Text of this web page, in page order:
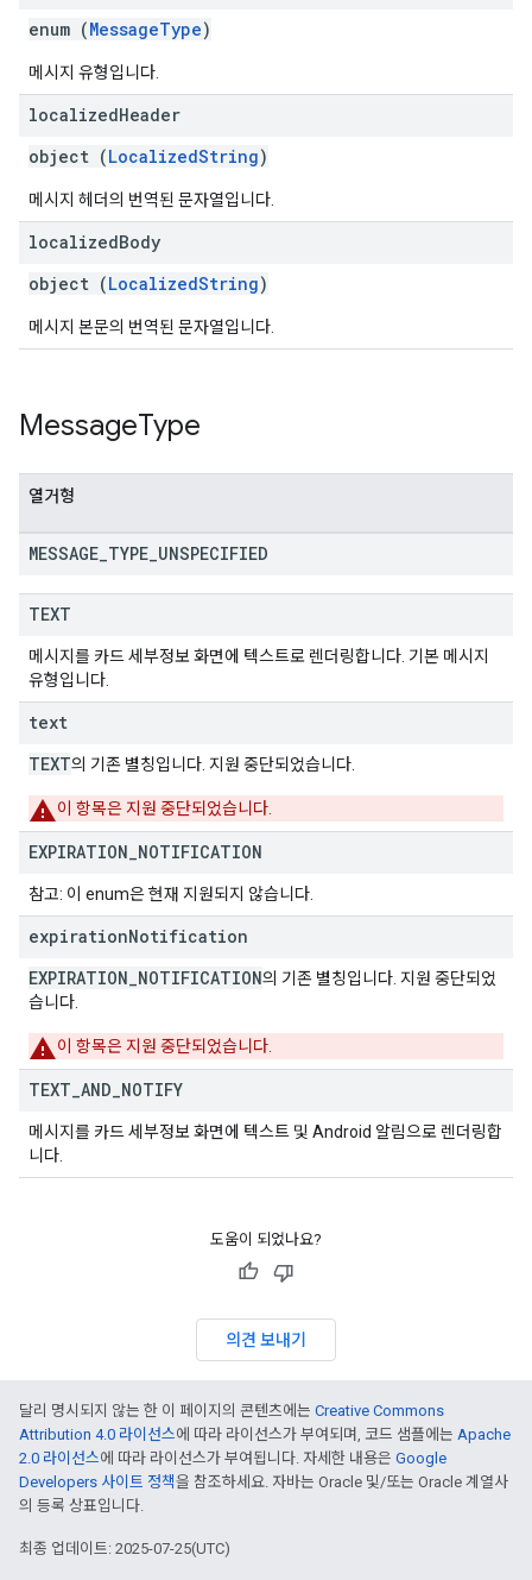
enum (MessageType)
메시지 유형입니다.
localizedHeader
object (LocalizedString)
메시지 헤더의 번역된 문자열입니다.
localizedBody
object (LocalizedString)
메시지 본문의 번역된 문자열입니다.
MessageType
열거형
MESSAGE TYPE UNSPECIFIED
TEXT
메시지를 카드 세부정보 화면에 텍스트로 렌더링합니다. 기본 메시지
유형입니다.
text
TEXT의 기존 별칭입니다. 지원 중단되었습니다.
이 항목은 지원 중단되었습니다.
EXPIRATION NOTIFICATION
참고: 이 enum은 현재 지원되지 않습니다.
expirationNotification
EXPIRATION_NOTIFICATION의 기존 별칭입니다. 지원 중단되었
습니다.
이 항목은 지원 중단되었습니다.
TEXT AND NOTIFY
메시지를 카드 세부정보 화면에 텍스트 및 Android 알림으로 렌더링합
니다.
도움이 되었나요?
의견 보내기
달리 명시되지 않는 한 이 페이지의 콘텐츠에는 Creative Commons
Attribution 4.0 라이선스에 따라 라이선스가 부여되며, 코드 샘플에는 Apache
2.0 라이선스에 따라 라이선스가 부여됩니다. 자세한 내용은 Google
Developers 사이트 정책을 참조하세요. 자바는 Oracle 및/또는 Oracle 계열사
의 등록 상표입니다.
최종 업데이트: 2025-07-25(UTC)